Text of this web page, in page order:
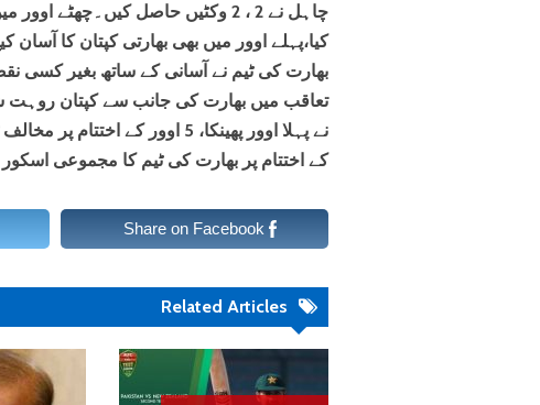
چاہل نے 2 ، 2 وکٹیں حاصل
کیا،پہلے اوور میں بھی بھارتی کپتان کا
تعاقب میں بھارت کی جانب سے کپتان روہت
کے اختتام پر بھارت کی ٹیم کا مجموعی اسکور بغیر
Share on Facebook
Related Articles